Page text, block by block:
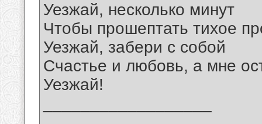
Уезжай, несколько минут
Чтобы прошептать тихое
Уезжай, забери с собой
Счастье и любовь, а мне
Уезжай!